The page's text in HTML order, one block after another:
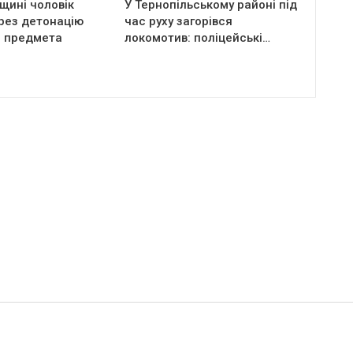
чоловік
детонацію
предмета
У Тернопільському районі під
час руху загорівся
локомотив: поліцейські…